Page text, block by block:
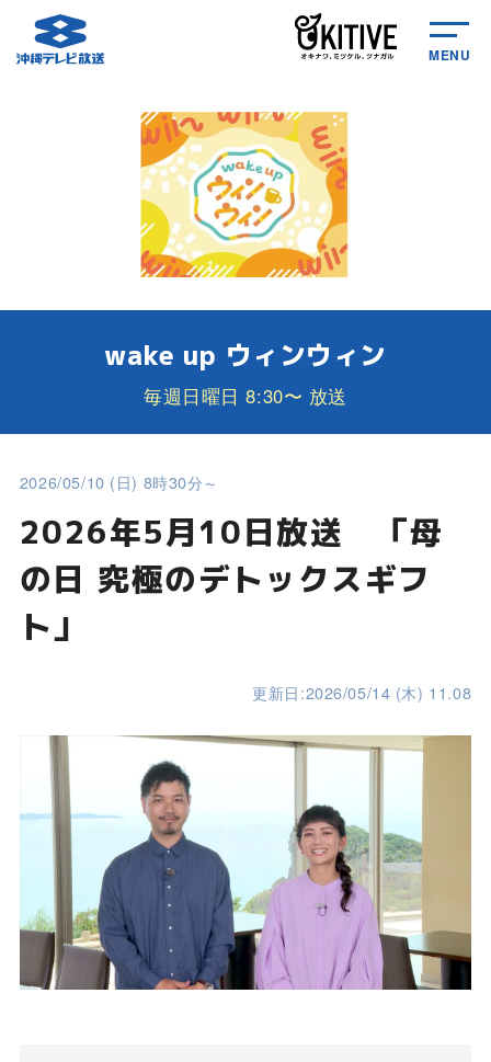
MENU
wake up ウィンウィン
毎週日曜日 8:30〜 放送
2026/05/10 (日) 8時30分～
2026年5月10日放送 「母
の日 究極のデトックスギフ
ト」
更新日:2026/05/14 (木) 11.08